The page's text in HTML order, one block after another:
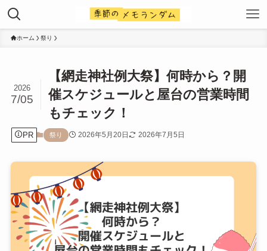
ホーム 祭り
【網走神社例大祭】何時から？開
催スケジュールと屋台の営業時間
もチェック！
2026
7/05
PR 祭り 2026年5月20日 2026年7月5日